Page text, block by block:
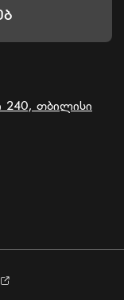
240, თბილისი